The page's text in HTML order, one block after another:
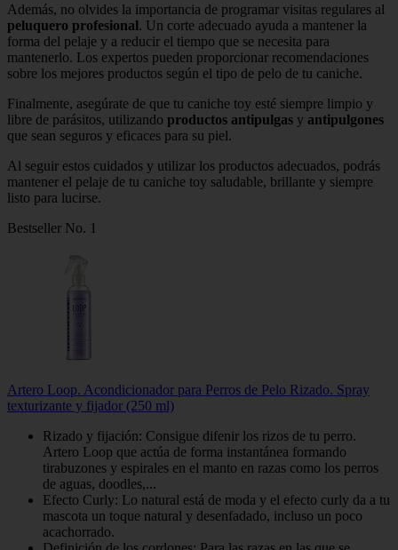
Además, no olvides la importancia de programar visitas regulares al
peluquero profesional. Un corte adecuado ayuda a mantener la
forma del pelaje y a reducir el tiempo que se necesita para
mantenerlo. Los expertos pueden proporcionar recomendaciones
sobre los mejores productos según el tipo de pelo de tu caniche.
Finalmente, asegúrate de que tu caniche toy esté siempre limpio y
libre de parásitos, utilizando productos antipulgas y antipulgones
que sean seguros y eficaces para su piel.
Al seguir estos cuidados y utilizar los productos adecuados, podrás
mantener el pelaje de tu caniche toy saludable, brillante y siempre
listo para lucirse.
Bestseller No. 1
Artero Loop. Acondicionador para Perros de Pelo Rizado. Spray
texturizante y fijador (250 ml)
Rizado y fijación: Consigue difenir los rizos de tu perro.
Artero Loop que actúa de forma instantánea formando
tirabuzones y espirales en el manto en razas como los perros
de aguas, doodles,...
Efecto Curly: Lo natural está de moda y el efecto curly da a tu
mascota un toque natural y desenfadado, incluso un poco
acachorrado.